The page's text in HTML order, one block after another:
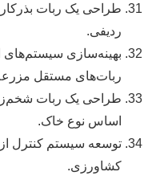
طراحی یک ربات
ردیفی.
بهینه‌سازی سیستم‌های
ربات‌های مستقل
طراحی یک ربات
اساس نوع خاک.
توسعه سیستم کنترل
کشاورزی.